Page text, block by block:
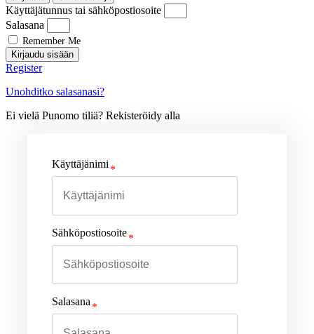
Käyttäjätunnus tai sähköpostiosoite
Salasana
Remember Me
Kirjaudu sisään
Register
Unohditko salasanasi?
Ei vielä Punomo tiliä? Rekisteröidy alla
Käyttäjänimi
Sähköpostiosoite
Salasana